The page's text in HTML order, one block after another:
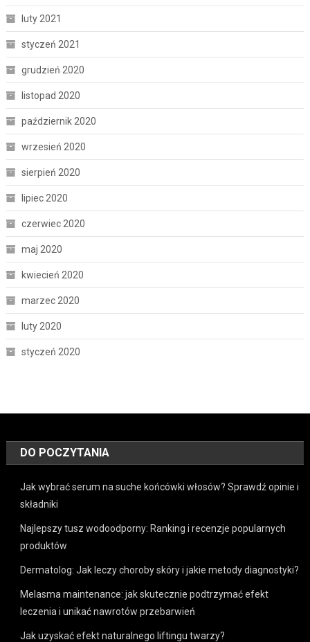
luty 2021
styczeń 2021
grudzień 2020
listopad 2020
październik 2020
wrzesień 2020
sierpień 2020
lipiec 2020
czerwiec 2020
maj 2020
kwiecień 2020
marzec 2020
luty 2020
styczeń 2020
DO POCZYTANIA
Jak wybrać serum na suche końcówki włosów? Sprawdź opinie i
składniki
Najlepszy tusz wodoodporny: Ranking i recenzje popularnych
produktów
Dermatolog: Jak leczy choroby skóry i jakie metody diagnostyki?
Melasma maintenance: jak skutecznie podtrzymać efekt
leczenia i unikać nawrotów przebarwień
Jak uzyskać efekt naturalnego liftingu twarzy?